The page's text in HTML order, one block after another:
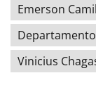
Emerson
Vinicius